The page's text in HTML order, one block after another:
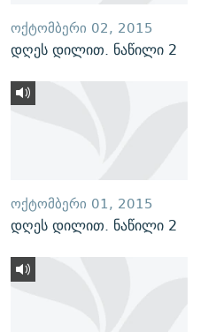
ᲝᲥᲢᲝᲛᲑᲔᲠᲘ 02, 2015
დღეს დილით. ნაწილი 2
ᲝᲥᲢᲝᲛᲑᲔᲠᲘ 01, 2015
დღეს დილით. ნაწილი 2